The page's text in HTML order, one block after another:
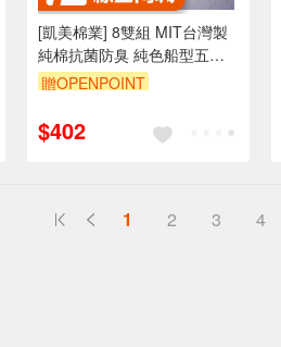
[凱美棉業] 8雙組 MIT台灣製
純棉抗菌防臭 純色船型五指
襪 兩色
贈OPENPOINT
$402
1 2 3 4